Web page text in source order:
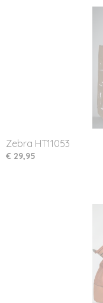
Zebra HT11053
€ 29,95